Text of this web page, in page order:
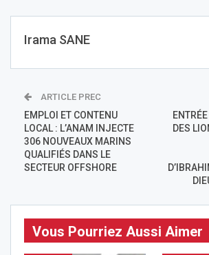
Irama SANE
ARTICLE PREC
EMPLOI ET CONTENU
LOCAL : L’ANAM INJECTE
306 NOUVEAUX MARINS
QUALIFIÉS DANS LE
SECTEUR OFFSHORE
DES
Vous Pourriez Aussi Aimer